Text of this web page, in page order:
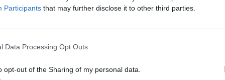
Participants that may further disclose it to other third parties.
Data Processing Opt Outs
opt-out of the Sharing of my personal data.